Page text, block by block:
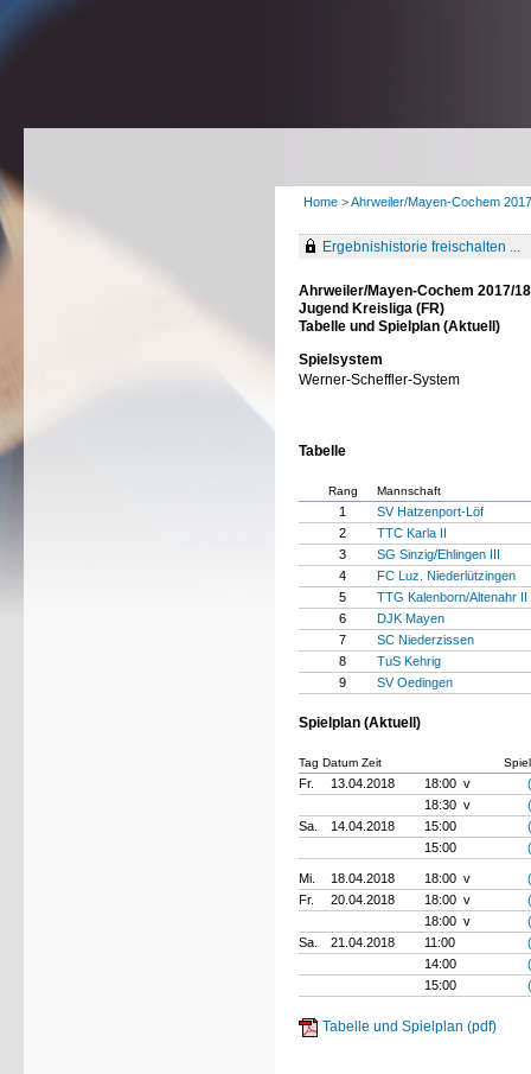
Home >Ahrweiler/Mayen-Cochem
Ergebnishistorie freischalten ...
Ahrweiler/Mayen-Cochem 2017/18
Jugend Kreisliga (FR)
Tabelle und Spielplan (Aktuell)
Spielsystem
Werner-Scheffler-System
Tabelle
Rang Mannschaft
1
SV Hatzenport-Löf
2
TTC Karla II
3
SG Sinzig/Ehlingen III
4
FC Luz. Niederlützingen
5
TTG Kalenborn/Altenahr II
6
DJK Mayen
7
SC Niederzissen
8
TuS Kehrig
9
SV Oedingen
Spielplan (Aktuell)
Tag Datum Zeit
Fr. 13.04.2018 18:00 v
18:30 v
Sa.
14.04.2018 15:00
15:00
Mi. 18.04.2018 18:00 v
Fr.
20.04.2018 18:00 v
18:00 v
Sa.
21.04.2018 11:00
14:00
15:00
Tabelle und Spielplan (pdf)